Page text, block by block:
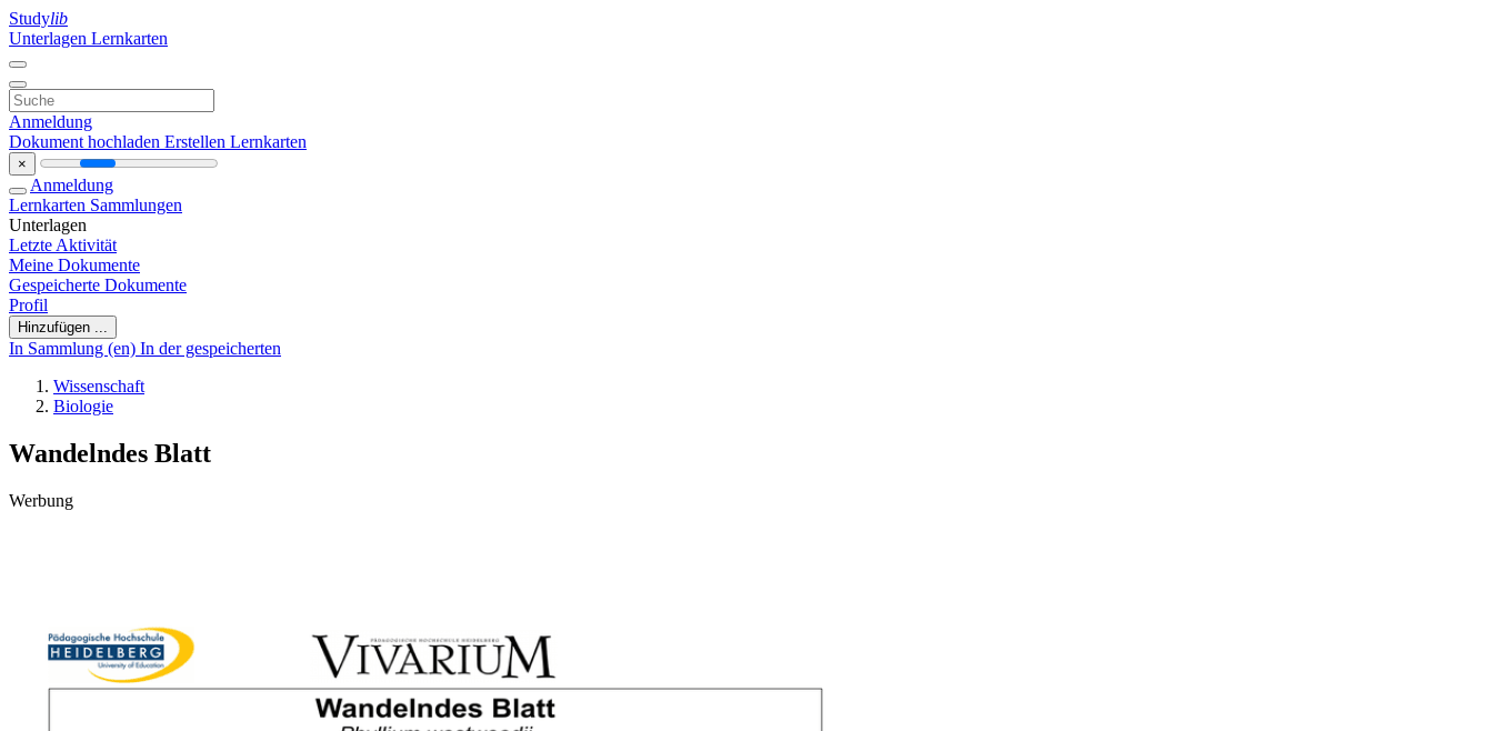
Studylib
Unterlagen Lernkarten
Anmeldung
Dokument hochladen Erstellen Lernkarten
×
Anmeldung
Lernkarten Sammlungen
Unterlagen
Letzte Aktivität
Meine Dokumente
Gespeicherte Dokumente
Profil
Hinzufügen ...
In Sammlung (en) In der gespeicherten
Wissenschaft
Biologie
Wandelndes Blatt
Werbung